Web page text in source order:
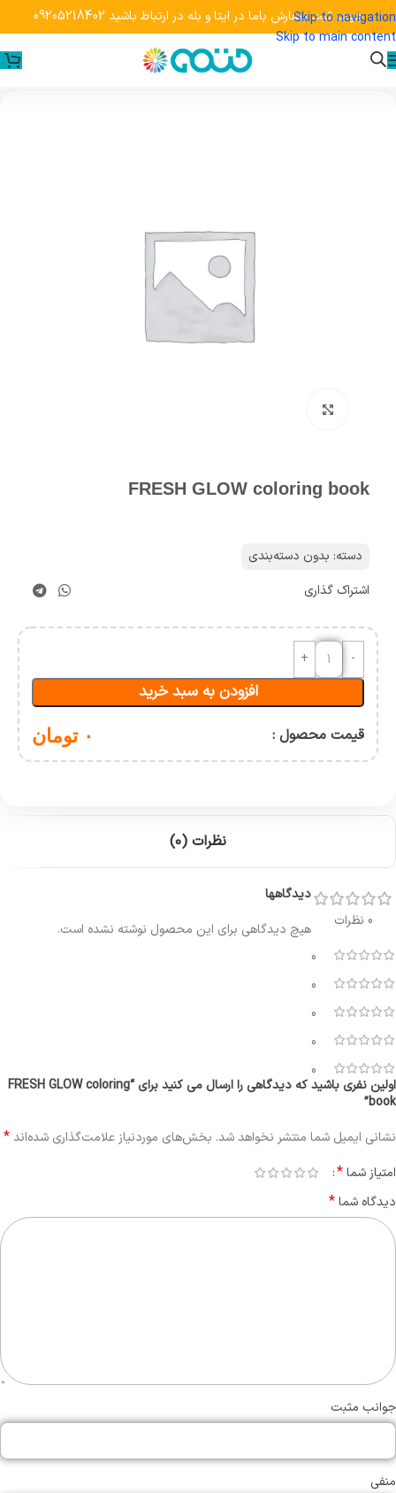
Skip to navigation
Skip to main content
جهت ثبت سفارش باما در ایتا و بله در ارتباط باشید 09205218402
FRESH GLOW coloring book
دسته: بدون دسته‌بندی
اشتراک گذاری
افزودن به سبد خرید
قیمت محصول : ۰ تومان
نظرات (0)
0 نظرات
0
0
0
0
0
دیدگاهها
هیچ دیدگاهی برای این محصول نوشته نشده است.
اولین نفری باشید که دیدگاهی را ارسال می کنید برای “FRESH GLOW coloring
book”
نشانی ایمیل شما منتشر نخواهد شد. بخش‌های موردنیاز علامت‌گذاری شده‌اند*
امتیاز شما*
دیدگاه شما*
جوانب مثبت
منفی